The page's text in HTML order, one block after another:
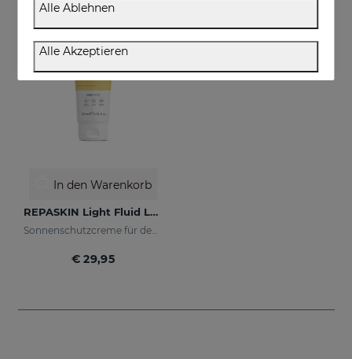
In den Warenkorb
REPASKIN Light Fluid LSF50+
Sonnenschutzcreme für den Körper
€ 29,95
Alle Ablehnen
Alle Akzeptieren